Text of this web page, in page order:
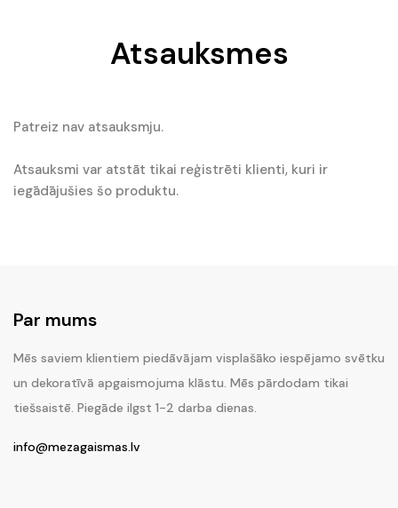
Atsauksmes
Patreiz nav atsauksmju.
Atsauksmi var atstāt tikai reģistrēti klienti, kuri ir
iegādājušies šo produktu.
Par mums
Mēs saviem klientiem piedāvājam visplašāko iespējamo svētku
un dekoratīvā apgaismojuma klāstu. Mēs pārdodam tikai
tiešsaistē. Piegāde ilgst 1-2 darba dienas.
info@mezagaismas.lv